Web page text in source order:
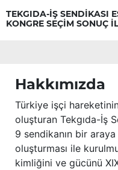
TEKGIDA-İŞ SENDİKASI
KONGRE SEÇİM SONUÇ
Hakkımızda
Türkiye işçi
oluşturan Tekgıda-İş
9 sendikanın bir
oluşturması ile
kimliğini ve gücünü